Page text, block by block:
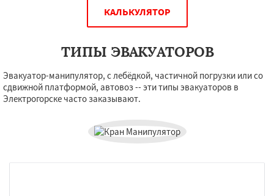
КАЛЬКУЛЯТОР
ТИПЫ ЭВАКУАТОРОВ
Эвакуатор-манипулятор, с лебёдкой, частичной погрузки или со
сдвижной платформой, автовоз -- эти типы эвакуаторов в
Электрогорске часто заказывают.